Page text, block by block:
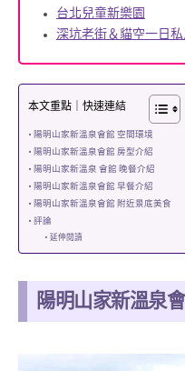
台北兒童新樂園
深坑老街＆貓空一日
本文重點｜快速連結
陽明山家新溫泉會館 空間環境
陽明山家新溫泉會館 房型介紹
陽明山家新溫泉 會館 晚餐介紹
陽明山家新溫泉會館 早餐介紹
陽明山家新溫泉會館 附近景底美食
評論
延伸閱讀
陽明山家新溫泉